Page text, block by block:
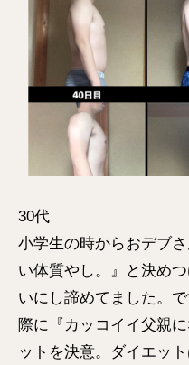
30代
小学生の時からおデブ
い体質やし。』と決め
いにし諦めてました。
際に『カッコイイ父親
ットを決意。ダイエッ